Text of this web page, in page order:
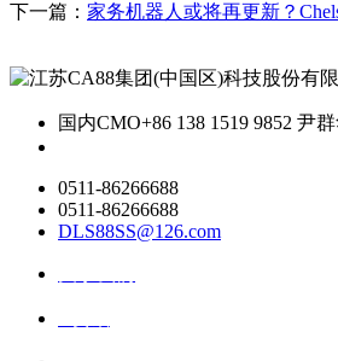
下一篇： 家务机器人或将再更新？
国内CMO+86 138 1519 9852 尹
0511-86266688
0511-86266688
DLS88SS@126.com